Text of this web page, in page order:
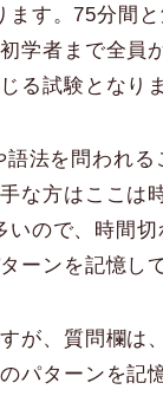
ます。75分間
学者まで全員
る試験となり
法を問われ
な方はここは
いので、時間
ーンを記憶し
が、質問欄は
パターンを記